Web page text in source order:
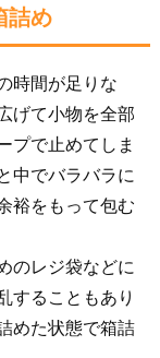
詰め
時間が足りな
げて小物を全部
プで止めてしま
中でバラバラに
裕をもって包む
のレジ袋などに
することもあり
めた状態で箱詰